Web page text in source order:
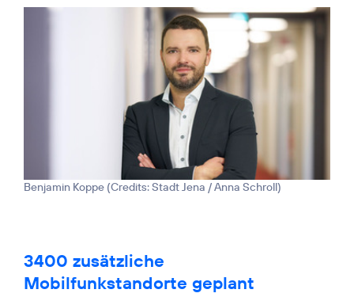
Benjamin Koppe (Credits: Stadt Jena / Anna Schroll)
3400 zusätzliche
Mobilfunkstandorte geplant